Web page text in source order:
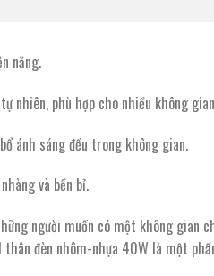
LED Bán
năng.
nhiên, phù hợp cho nhiều không
ánh sáng đều trong không gian.
và bền bỉ.
người muốn có một không gian
thân đèn nhôm-nhựa 40W là một